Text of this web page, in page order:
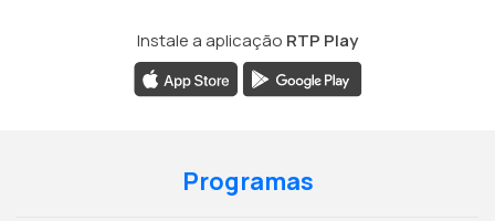
Instale a aplicação RTP Play
Programas